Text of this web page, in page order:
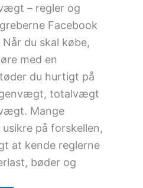
– regler og
Facebook
du skal købe,
med en
du hurtigt på
totalvægt
Mange
på forskellen,
at kende reglerne
bøder og